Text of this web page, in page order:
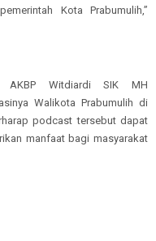
Kota Prabumulih,”
AKBP Witdiardi SIK MH
Walikota Prabumulih di
podcast tersebut dapat
manfaat bagi masyarakat